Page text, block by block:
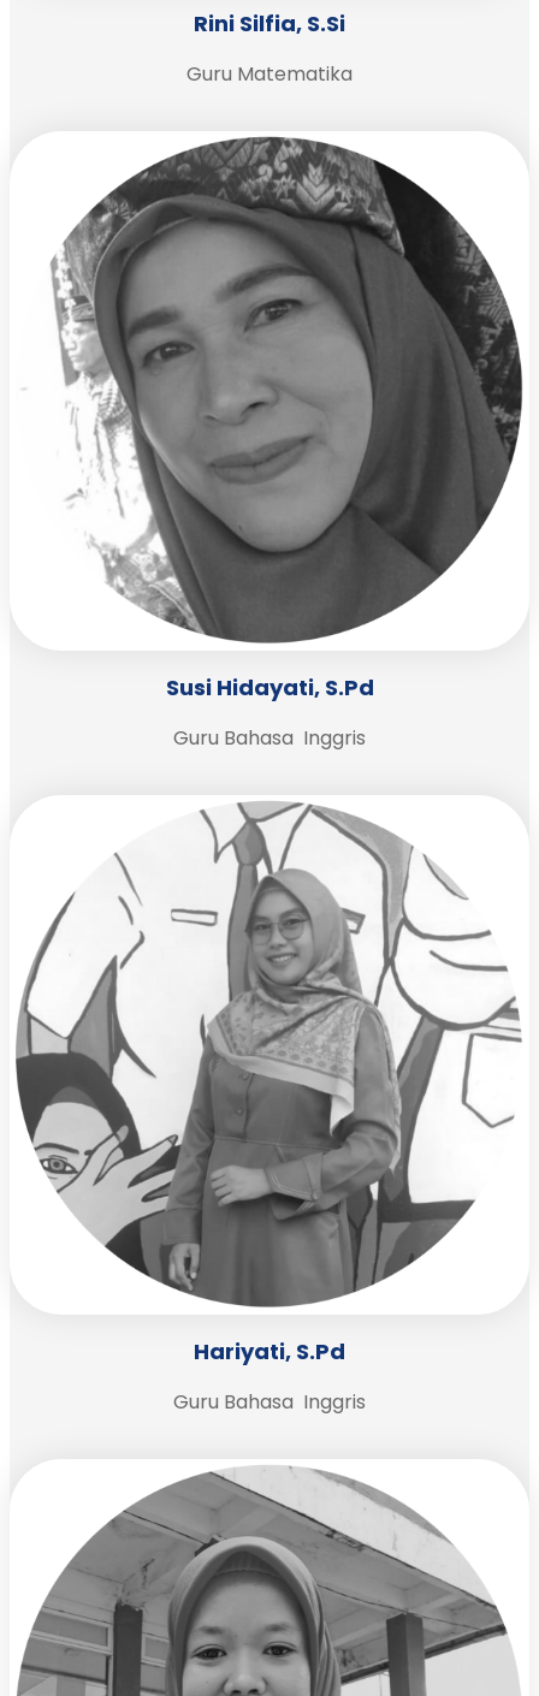
Rini Silfia, S.Si
Guru Matematika
Susi Hidayati, S.Pd
Guru Bahasa Inggris
Hariyati, S.Pd
Guru Bahasa Inggris